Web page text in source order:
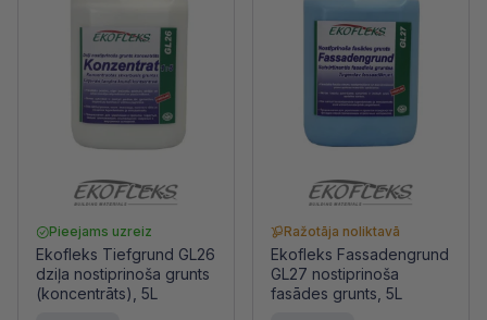
Pieejams uzreiz
Ekofleks Tiefgrund GL26
dziļa nostiprinoša grunts
(koncentrāts), 5L
Ražotāja noliktavā
Ekofleks Fassadengrund
GL27 nostiprinoša
fasādes grunts, 5L